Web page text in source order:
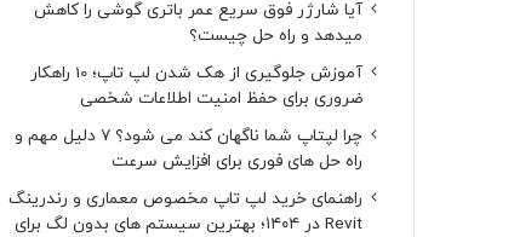
آیا شارژر فوق سریع عمر باتری گوشی را کاهش
میدهد و راه حل چیست؟
آموزش جلوگیری از هک شدن لپ تاپ؛ 10 راهکار
ضروری برای حفظ امنیت اطلاعات شخصی
چرا لپتاپ شما ناگهان کند می شود؟ ۷ دلیل مهم و
راه حل های فوری برای افزایش سرعت
راهنمای خرید لپ تاپ مخصوص معماری و رندرینگ
Revit در ۱۴۰۴؛ بهترین سیستم های بدون لگ برای